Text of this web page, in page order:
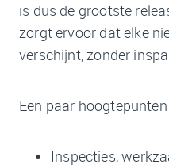
is dus de grootste
zorgt ervoor dat elke
verschijnt, zonder
Een paar
Inspecties,